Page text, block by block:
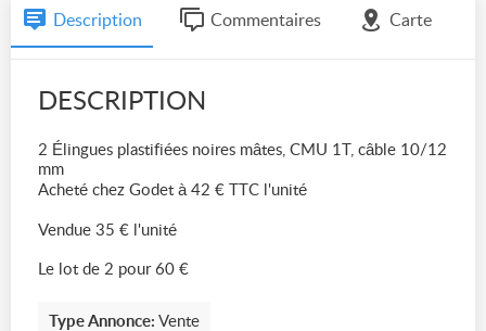
Description Commentaires Carte
DESCRIPTION
2 Élingues plastifiées noires mâtes, CMU 1T, câble 10/12
mm
Acheté chez Godet à 42 € TTC l'unité
Vendue 35 € l'unité
Le lot de 2 pour 60 €
Type Annonce: Vente